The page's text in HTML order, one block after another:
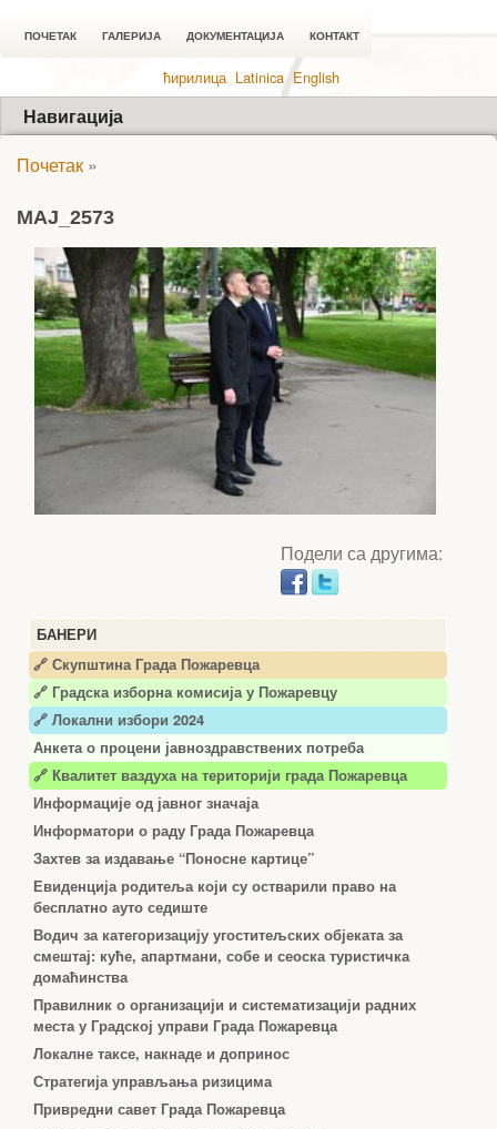
ПОЧЕТАК ГАЛЕРИЈА ДОКУМЕНТАЦИЈА КОНТАКТ
ћирилица Latinica English
Навигација
БАНЕРИ
🔗 Скупштина Града Пожаревца
🔗 Градска изборна комисија у Пожаревцу
🔗 Локални избори 2024
Анкета о процени јавноздравствених потреба
🔗 Квалитет ваздуха на територији града Пожаревца
Информације од јавног значаја
Информатори о раду Града Пожаревца
Захтев за издавање “Поносне картице”
Евиденција родитеља који су остварили право на
бесплатно ауто седиште
Водич за категоризацију угоститељских објеката за
смештај: куће, апартмани, собе и сеоска туристичка
домаћинства
Правилник о организацији и систематизацији радних
места у Градској управи Града Пожаревца
Локалне таксе, накнаде и допринос
Стратегија управљања ризицима
Привредни савет Града Пожаревца
Почетак »
MAJ_2573
Подели са другима: